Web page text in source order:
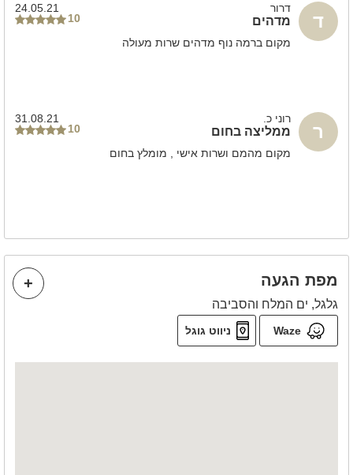
ד
דרור
מדהים
24.05.21
10
מקום ברמה נוף מדהים שרות מעולה
ר
רוני כ.
ממליצה בחום
31.08.21
10
מקום מהמם ושרות אישי , מומלץ בחום
מפת הגעה
גלגל, ים המלח והסביבה
Waze ניווט גוגל